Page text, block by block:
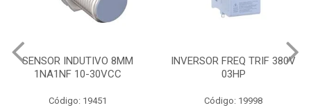
SENSOR INDUTIVO 8MM
1NA1NF 10-30VCC
Código: 19451
INVERSOR FREQ TRIF 380V
03HP
Código: 19998